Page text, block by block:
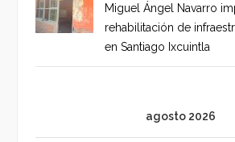
Miguel Ángel Navarro
rehabilitación de
en Santiago Ixcuintla
agosto 2026